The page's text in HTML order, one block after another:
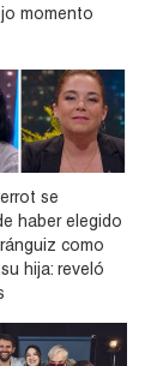
momento
se
haber elegido
como
hija: reveló